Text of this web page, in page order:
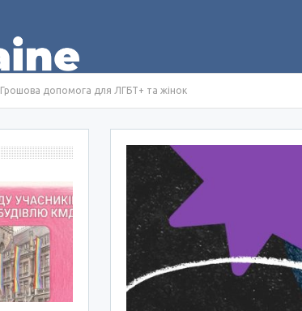
Грошова допомога для ЛГБТ+ та жінок